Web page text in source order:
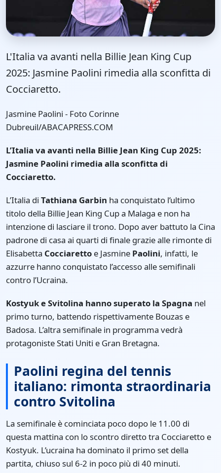
L'Italia va avanti nella Billie Jean King Cup
2025: Jasmine Paolini rimedia alla sconfitta di
Cocciaretto.
Jasmine Paolini - Foto Corinne
Dubreuil/ABACAPRESS.COM
L’Italia va avanti nella Billie Jean King Cup 2025:
Jasmine Paolini rimedia alla sconfitta di
Cocciaretto.
L’Italia di Tathiana Garbin ha conquistato l’ultimo
titolo della Billie Jean King Cup a Malaga e non ha
intenzione di lasciare il trono. Dopo aver battuto la Cina
padrone di casa ai quarti di finale grazie alle rimonte di
Elisabetta Cocciaretto e Jasmine Paolini, infatti, le
azzurre hanno conquistato l’accesso alle semifinali
contro l’Ucraina.
Kostyuk e Svitolina hanno superato la Spagna nel
primo turno, battendo rispettivamente Bouzas e
Badosa. L’altra semifinale in programma vedrà
protagoniste Stati Uniti e Gran Bretagna.
Paolini regina del tennis
italiano: rimonta straordinaria
contro Svitolina
La semifinale è cominciata poco dopo le 11.00 di
questa mattina con lo scontro diretto tra Cocciaretto e
Kostyuk. L’ucraina ha dominato il primo set della
partita, chiuso sul 6-2 in poco più di 40 minuti.